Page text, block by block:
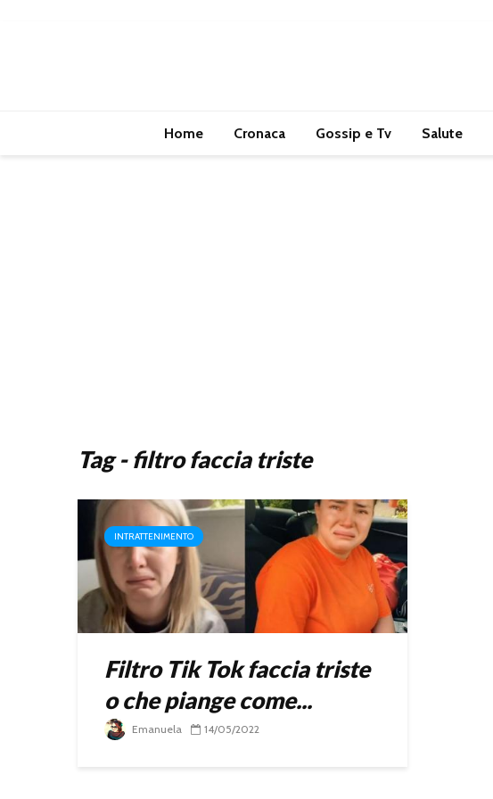
Home Cronaca Gossip e Tv Salute
Tag - filtro faccia triste
INTRATTENIMENTO
Filtro Tik Tok faccia triste
o che piange come...
Emanuela 14/05/2022